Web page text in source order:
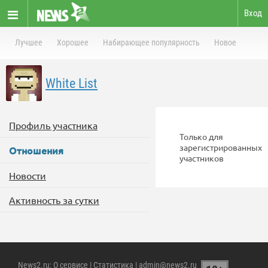
Вход
Лучшее Хорошее Набирающее популярность Новое
White List
Профиль участника
Отношения
Новости
Активность за сутки
Только для
зарегистрированных
участников
News2.ru: О сервисе | Статистика | admin@news2.ru